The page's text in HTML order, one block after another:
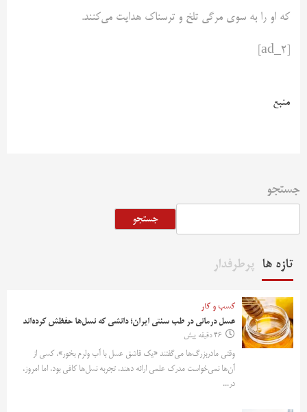
که او را به سوی مرگی تلخ و ترسناک هدایت می‌کنند.
منبع
جستجو
جستجو
تازه ها پرطرفدار
کسب و کار
عسل درمانی در طب سنتی ایران؛ دانشی که نسل‌ها حفظش کرده‌اند
46 دقیقه پیش
وقتی مادربزرگ‌ها می‌گفتند «یک قاشق عسل با آب ولرم بخور»، کسی از
آن‌ها نمی‌خواست مدرک علمی ارائه دهند. تجربه نسل‌ها کافی بود. اما امروز،
در...